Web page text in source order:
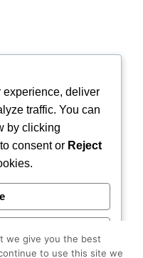
deliver
traffic. You can
by clicking
to consent or Reject
we give you the best
to use this site we